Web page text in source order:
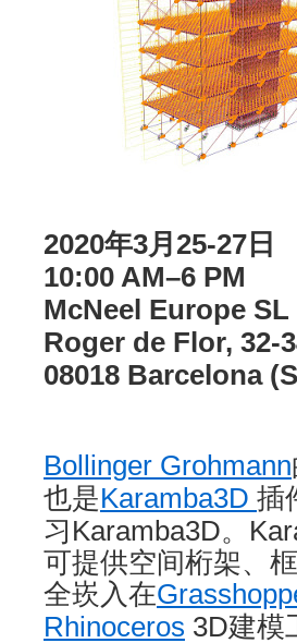
2020年3月25-27日
10:00 AM–6 PM
McNeel Europe SL
Roger de Flor, 32-
08018 Barcelona
Bollinger Grohmann
也是Karamba3D 插
习Karamba3D。
可提供空间桁架、
全崁入在
Rhinoceros 3D建模